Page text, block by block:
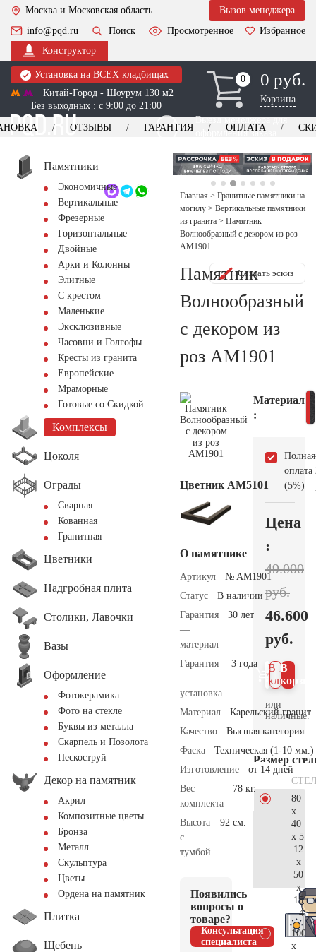
Москва и Московская область
Вызов менеджера
info@pqd.ru
Поиск Просмотренное
Избранное
Конструктор
Установка на ВСЕХ кладбищах
Китай-Город - Шоурум 130 м2
Без выходных : с 9:00 до 21:00
0
0 0 руб.
Корзина
Выезд менеджера для
оформления заказа
+7 (495) 518-44-23
Обратный звонок
ОТЗЫВЫ ГАРАНТИЯ ОПЛАТА
Памятники
Экономичные
Вертикальные
Фрезерные
Горизонтальные
Двойные
Арки и Колонны
Элитные
С крестом
Маленькие
Эксклюзивные
Часовни и Голгофы
Кресты из гранита
Европейские
Мраморные
Готовые со Скидкой
Комплексы
Цоколя
Ограды
Сварная
Кованная
Гранитная
Цветники
Надгробная плита
Столики, Лавочки
Вазы
Оформление
Фотокерамика
Фото на стекле
Буквы из металла
Скарпель и Позолота
Пескоструй
Декор на памятник
Акрил
Композитные цветы
Бронза
Металл
Скульптура
Цветы
Ордена на памятник
Плитка
Щебень
Главная > Гранитные памятники на
могилу > Вертикальные памятники
из гранита > Памятник
Волнообразный с декором из роз
AM1901
Памятник
Волнообразный
с декором из
роз AM1901
Создать эскиз
Цветник АМ5101
О памятнике
Артикул
№ AM1901
Статус
В наличии
Гарантия
—
материал
30 лет
Гарантия
—
установка
3 года
Материал
Карельский гранит
Качество
Высшая категория
Фаска
Техническая (1-10 мм.)
Изготовление
от 14 дней
Вес
комплекта
78 кг.
Высота
с
тумбой
92 см.
Появились
вопросы о
товаре?
Консультация
специалиста
Материал
:
Полная
оплата
(5%)
Цена
:
49.000
руб.
46.600
руб.
В
В 1
клик
или
наличные.
Размер
80
x
40
x 5
12
x
50
x
15
100
x